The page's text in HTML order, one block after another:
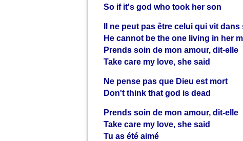
So if it's god who took her son
Il ne peut pas être celui qui vit
He cannot be the one living in her
Prends soin de mon amour, dit-elle
Take care my love, she said
Ne pense pas que Dieu est mort
Don't think that god is dead
Prends soin de mon amour, dit-elle
Take care my love, she said
Tu as été aimé